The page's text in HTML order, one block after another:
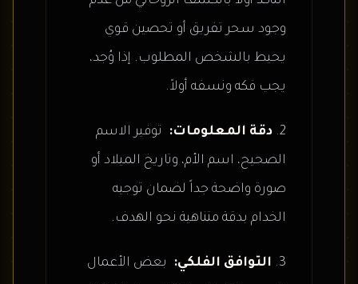
وجود سحر تفريق أو تحصين قوي
يحيط بالشخص المطلوب. إذا وُجد،
يجب فكه ونسفه أولاً.
دقة المعلومات:
توفير الاسم
الصحيح، اسم الأم، وتاريخ الميلاد أو
صورة واضحة جداً لضمان توجيه
الخدام بدقة متناهية نحو الهدف.
التوافق الفلكي:
بعض الأعمال